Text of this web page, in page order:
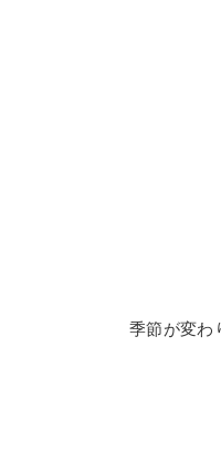
季節が変わ